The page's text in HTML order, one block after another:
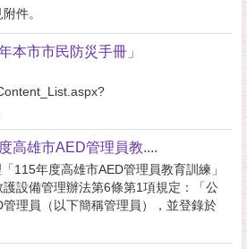
件。
本市市民防災手冊」
高雄市AED管理員教....
115年度高雄市AED管理員教育訓練」
設備管理辦法第6條第1項規定：「公
理員（以下簡稱管理員），並登錄於